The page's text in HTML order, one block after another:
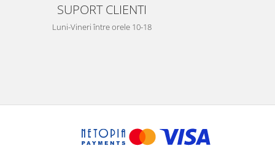
SUPORT CLIENTI
Luni-Vineri între orele 10-18